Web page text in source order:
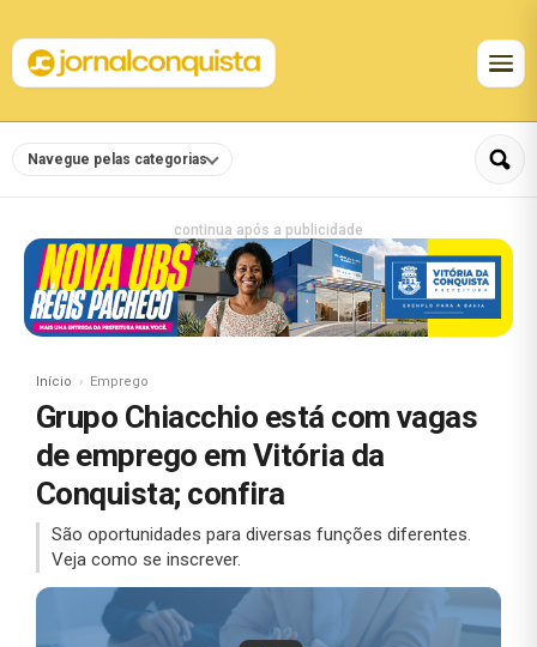
Navegue pelas categorias
continua após a publicidade
Início Emprego
Grupo Chiacchio está com vagas
de emprego em Vitória da
Conquista; confira
São oportunidades para diversas funções diferentes.
Veja como se inscrever.